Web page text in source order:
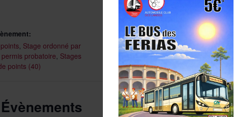
, Stage ordonné par
probatoire, Stages
points (40)